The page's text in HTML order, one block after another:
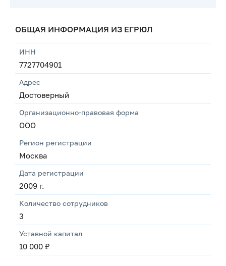
ОБЩАЯ ИНФОРМАЦИЯ ИЗ ЕГРЮЛ
ИНН
7727704901
Адрес
Достоверный
Организационно-правовая форма
ООО
Регион регистрации
Москва
Дата регистрации
2009 г.
Количество сотрудников
3
Уставной капитал
10 000 ₽